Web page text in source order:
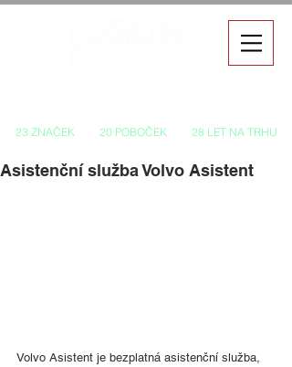
23 ZNAČEK 20 POBOČEK 28 LET NA TRHU
Asistenční služba Volvo Asistent
Volvo Asistent je bezplatná asistenční služba,